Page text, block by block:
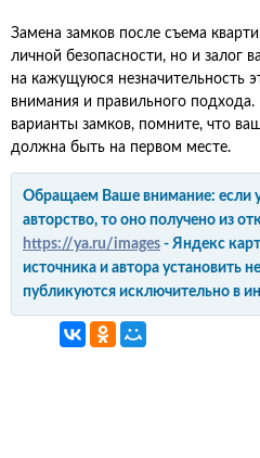
Замена замков после съема
личной безопасности, но и залог
на кажущуюся незначительность
внимания и правильного подхода.
варианты замков, помните, что
должна быть на первом месте.
Обращаем Ваше внимание: если
авторство, то оно получено из
https://ya.ru/images - Яндекс
источника и автора установить
публикуются исключительно в